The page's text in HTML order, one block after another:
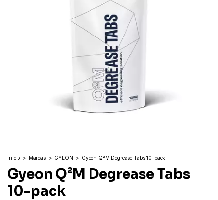
Inicio > Marcas > GYEON > Gyeon Q²M Degrease Tabs 10-pack
Gyeon Q²M Degrease Tabs
10-pack